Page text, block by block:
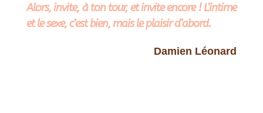
Alors, invite, à ton tour, et invite encore ! L’intime
et le sexe, c’est bien, mais le plaisir d’abord.
Damien Léonard